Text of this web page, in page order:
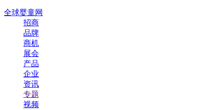
全球婴童网
招商
品牌
商机
展会
产品
企业
资讯
专题
视频